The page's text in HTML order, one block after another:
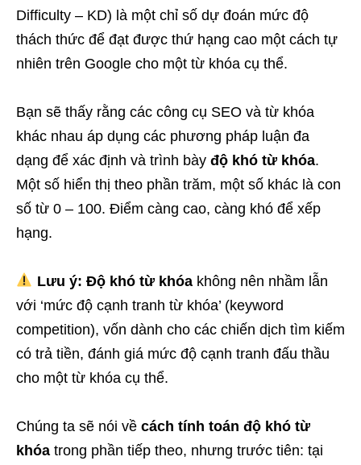
Difficulty – KD) là một chỉ số dự đoán mức độ
thách thức để đạt được thứ hạng cao một cách tự
nhiên trên Google cho một từ khóa cụ thể.
Bạn sẽ thấy rằng các công cụ SEO và từ khóa
khác nhau áp dụng các phương pháp luận đa
dạng để xác định và trình bày độ khó từ khóa.
Một số hiển thị theo phần trăm, một số khác là con
số từ 0 – 100. Điểm càng cao, càng khó để xếp
hạng.
Lưu ý: Độ khó từ khóakhông nên nhầm lẫn
với ‘mức độ cạnh tranh từ khóa’ (keyword
competition), vốn dành cho các chiến dịch tìm kiếm
có trả tiền, đánh giá mức độ cạnh tranh đấu thầu
cho một từ khóa cụ thể.
Chúng ta sẽ nói về cách tính toán độ khó từ
khóa trong phần tiếp theo, nhưng trước tiên: tại